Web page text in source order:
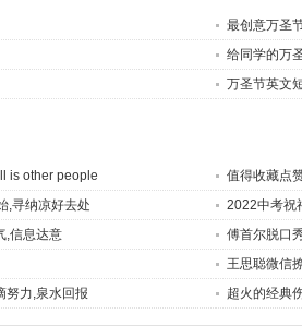
最创意万圣
给同学的万
万圣节英文
is other people
值得收藏点
,寻纳凉好去处
2022中考祝
,信息达意
傅首尔脱口
王思聪微信
努力,泉水回报
超火的经典